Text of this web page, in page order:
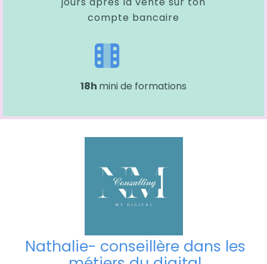
compte bancaire
18h mini de formations
Nathalie- conseillère dans les